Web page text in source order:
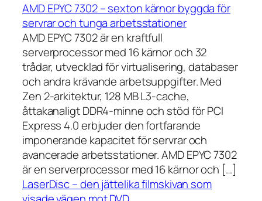
AMD EPYC 7302 – sexton kärnor byggda för
servrar och tunga arbetsstationer
AMD EPYC 7302 är en kraftfull
serverprocessor med 16 kärnor och 32
trådar, utvecklad för virtualisering, databaser
och andra krävande arbetsuppgifter. Med
Zen 2-arkitektur, 128 MB L3-cache,
åttakanaligt DDR4-minne och stöd för PCI
Express 4.0 erbjuder den fortfarande
imponerande kapacitet för servrar och
avancerade arbetsstationer. AMD EPYC 7302
är en serverprocessor med 16 kärnor och […]
LaserDisc – den jättelika filmskivan som